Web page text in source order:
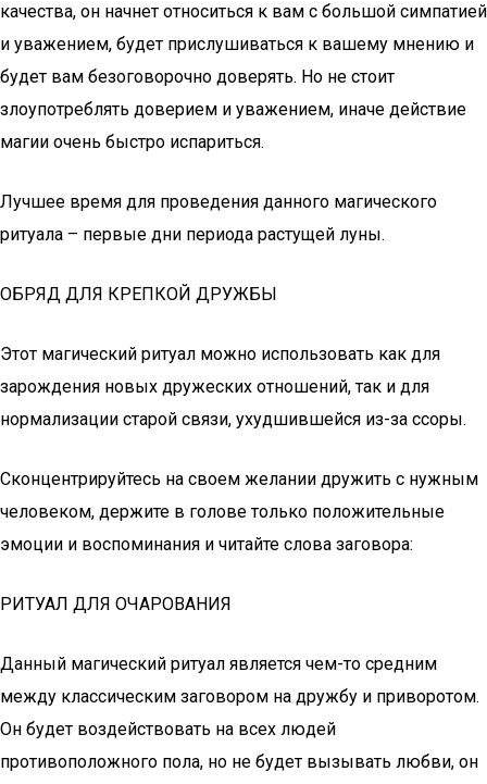
качества, он начнет относиться к вам с большой симпатией
и уважением, будет прислушиваться к вашему мнению и
будет вам безоговорочно доверять. Но не стоит
злоупотреблять доверием и уважением, иначе действие
магии очень быстро испариться.
Лучшее время для проведения данного магического
ритуала – первые дни периода растущей луны.
ОБРЯД ДЛЯ КРЕПКОЙ ДРУЖБЫ
Этот магический ритуал можно использовать как для
зарождения новых дружеских отношений, так и для
нормализации старой связи, ухудшившейся из-за ссоры.
Сконцентрируйтесь на своем желании дружить с нужным
человеком, держите в голове только положительные
эмоции и воспоминания и читайте слова заговора:
РИТУАЛ ДЛЯ ОЧАРОВАНИЯ
Данный магический ритуал является чем-то средним
между классическим заговором на дружбу и приворотом.
Он будет воздействовать на всех людей
противоположного пола, но не будет вызывать любви, он